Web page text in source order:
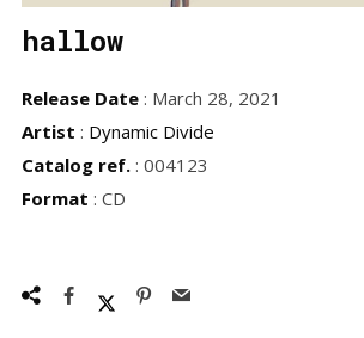
hallow
Release Date: March 28, 2021
Artist : Dynamic Divide
Catalog ref.: 004123
Format : CD